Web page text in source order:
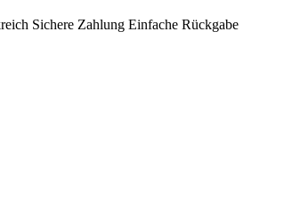
Sichere Zahlung Einfache Rückgabe